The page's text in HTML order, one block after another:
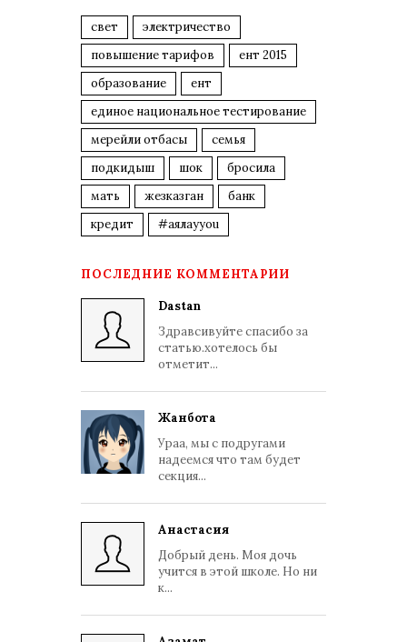
свет
электричество
повышение тарифов
ент 2015
образование
ент
единое национальное тестирование
мерейли отбасы
семья
подкидыш
шок
бросила
мать
жезказган
банк
кредит
#аялауyou
ПОСЛЕДНИЕ КОММЕНТАРИИ
Dastan
Здравсивуйте спасибо за
статью.хотелось бы
отметит...
Жанбота
Ураа, мы с подругами
надеемся что там будет
секция...
Анастасия
Добрый день. Моя дочь
учится в этой школе. Но ни
к...